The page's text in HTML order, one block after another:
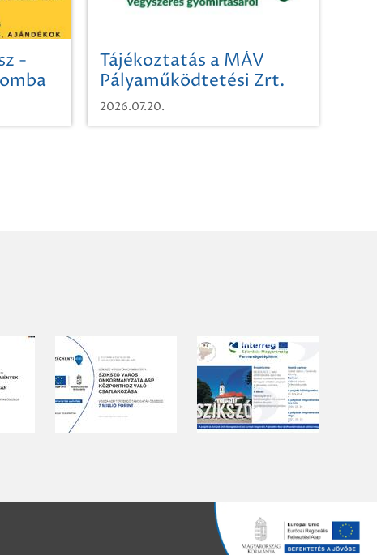
-
Tájékoztatás a MÁV
Pályaműködtetési Zrt.
Területi Igazgatóság
Debrecen-Miskolc
2026.07.20.